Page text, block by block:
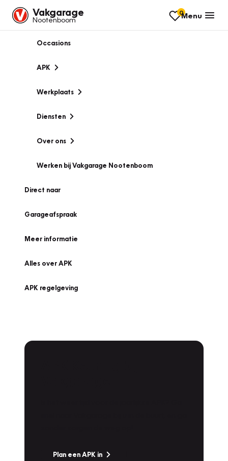
Vakgarage
Nootenboom
0Menu
Occasions
APK
Werkplaats
Diensten
Over ons
Werken bij Vakgarage Nootenboom
Direct naar
Garageafspraak
Meer informatie
Alles over APK
APK regelgeving
Plan een APK in